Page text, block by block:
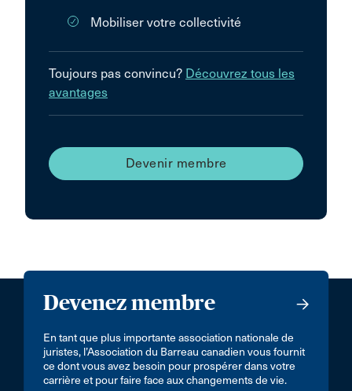
Mobiliser votre collectivité
Toujours pas convincu? Découvrez tous les
avantages
Devenir membre
Devenez membre
En tant que plus importante association nationale de
juristes, l’Association du Barreau canadien vous fournit
ce dont vous avez besoin pour prospérer dans votre
carrière et pour faire face aux changements de vie.